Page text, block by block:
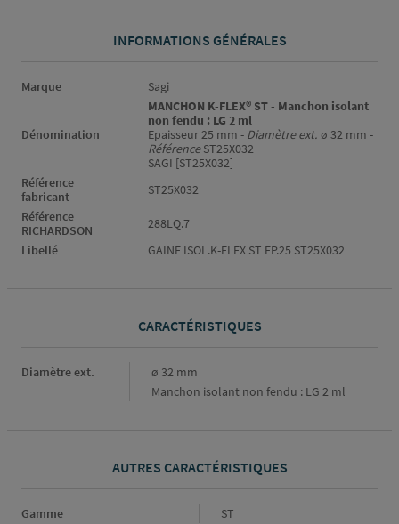
INFORMATIONS GÉNÉRALES
Informations générales
Marque Sagi
Dénomination
MANCHON K-FLEX® ST - Manchon isolant
non fendu : LG 2 ml
Epaisseur 25 mm - Diamètre ext. ø 32 mm -
RéférenceST25X032
SAGI [ST25X032]
Référence
fabricant
ST25X032
Référence
RICHARDSON
288LQ.7
Libellé
GAINE ISOL.K-FLEX ST EP.25 ST25X032
CARACTÉRISTIQUES
Caractéristiques
Diamètre ext.
ø 32 mm
Manchon isolant non fendu : LG 2 ml
AUTRES CARACTÉRISTIQUES
Gamme Gamme
ST